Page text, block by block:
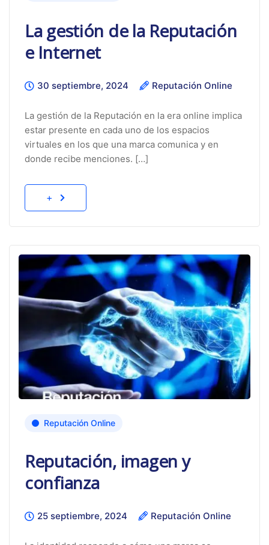
La gestión de la Reputación
e Internet
30 septiembre, 2024 Reputación Online
La gestión de la Reputación en la era online implica
estar presente en cada uno de los espacios
virtuales en los que una marca comunica y en
donde recibe menciones. […]
+
Reputación Online
Reputación, imagen y
confianza
25 septiembre, 2024 Reputación Online